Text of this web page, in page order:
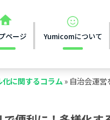
ページ Yumicomについて
に関するコラム » 自治会運